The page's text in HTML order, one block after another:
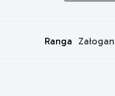
Ranga